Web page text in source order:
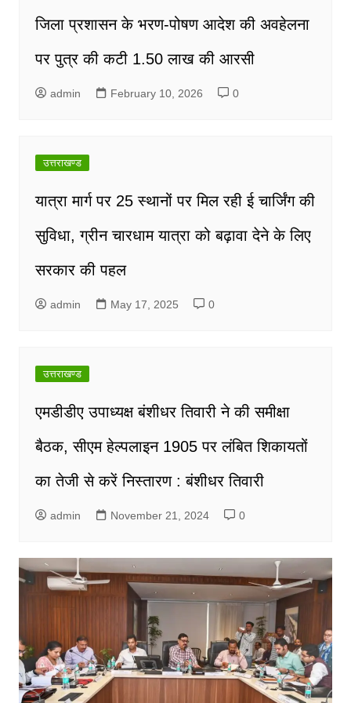
जिला प्रशासन के भरण-पोषण आदेश की अवहेलना
पर पुत्र की कटी 1.50 लाख की आरसी
admin February 10, 2026 0
उत्तराखण्ड
यात्रा मार्ग पर 25 स्थानों पर मिल रही ई चार्जिंग की
सुविधा, ग्रीन चारधाम यात्रा को बढ़ावा देने के लिए
सरकार की पहल
admin May 17, 2025 0
उत्तराखण्ड
एमडीडीए उपाध्यक्ष बंशीधर तिवारी ने की समीक्षा
बैठक, सीएम हेल्पलाइन 1905 पर लंबित शिकायतों
का तेजी से करें निस्तारण : बंशीधर तिवारी
admin November 21, 2024 0